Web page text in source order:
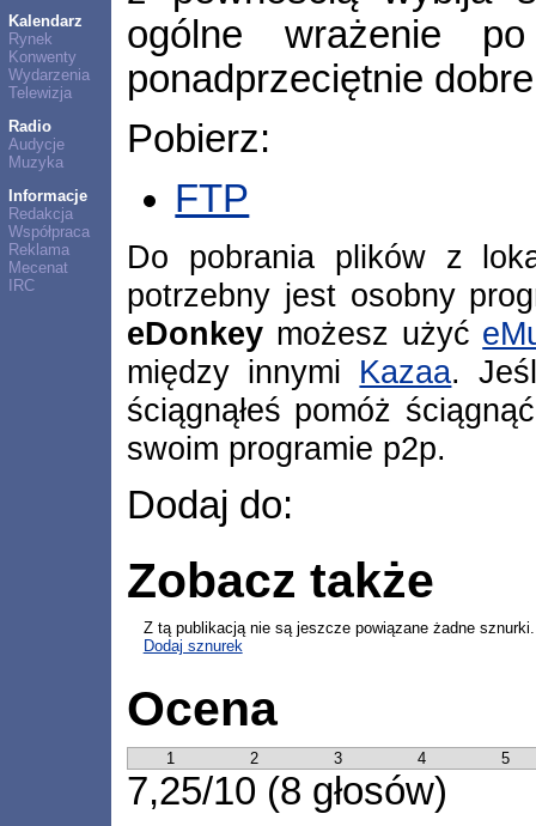
Kalendarz
Rynek
Konwenty
Wydarzenia
Telewizja
Radio
Audycje
Muzyka
Informacje
Redakcja
Współpraca
Reklama
Mecenat
IRC
ogólne wrażenie
ponadprzeciętnie
Pobierz:
FTP
Do pobrania plików z
potrzebny jest osobny
eDonkey możesz użyć
między innymi Kazaa.
ściągnąłeś pomóż
swoim programie p2p.
Dodaj do:
Zobacz także
Z tą publikacją nie są jeszcze powiązane żadne sznurki.
Dodaj sznurek
Ocena
1 2 3 4 5
7,25/10 (8 głosów)